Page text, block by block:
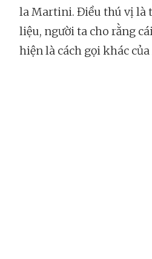
la Martini. Điều thú vị là
liệu, người ta cho rằng
hiện là cách gọi khác